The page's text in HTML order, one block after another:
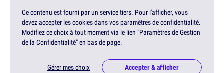
Ce contenu est fourni par un service tiers. Pour l'afficher, vous
devez accepter les cookies dans vos paramètres de confidentialité.
Modifiez ce choix à tout moment via le lien "Paramètres de Gestion
de la Confidentialité" en bas de page.
Gérer mes choix Accepter & afficher